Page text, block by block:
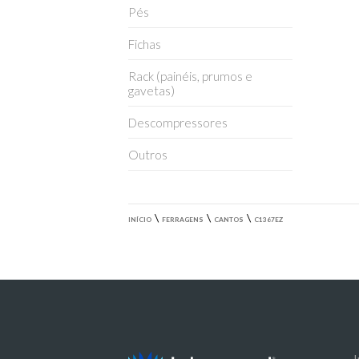
Pés
Fichas
Rack (painéis, prumos e
gavetas)
Descompressores
Outros
INÍCIO \ FERRAGENS \ CANTOS \ C1367EZ